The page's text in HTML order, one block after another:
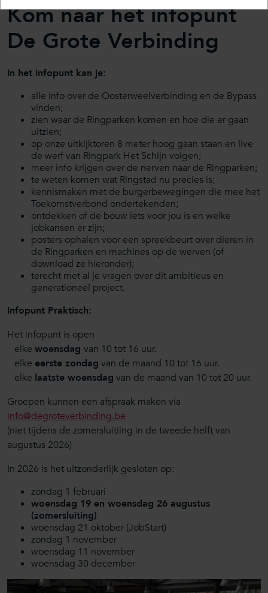
Kom naar het infopunt
De Grote Verbinding
In het infopunt kan je:
alle info over de Oosterweelverbinding en de Bypass
vinden;
zien waar de Ringparken komen en hoe die er gaan
uitzien;
op onze uitkijktoren 8 meter hoog gaan staan en live
de werf van Ringpark Het Schijn volgen;
meer info krijgen over de nerven naar de Ringparken;
te weten komen wat Ringstad nu precies is;
kennismaken met de burgerbewegingen die mee het
Toekomstverbond ondertekenden;
ontdekken of de bouw iets voor jou is en welke
jobkansen er zijn;
posters ophalen voor een spreekbeurt over dieren in
de Ringparken en machines op de werven (of
download ze hieronder);
terecht met al je vragen over dit ambitieus en
generationeel project.
Infopunt Praktisch:
Het infopunt is open
elke woensdag van 10 tot 16 uur.
elke eerste zondag van de maand 10 tot 16 uur.
elke laatste woensdag van de maand van 10 tot 20 uur.
Groepen kunnen een afspraak maken via
info@degroteverbinding.be
(niet tijdens de zomersluitiing in de tweede helft van
augustus 2026)
In 2026 is het uitzonderlijk gesloten op:
zondag 1 februari
woensdag 19 en woensdag 26 augustus
(zomersluiting)
woensdag 21 oktober (JobStart)
zondag 1 november
woensdag 11 november
woensdag 30 december